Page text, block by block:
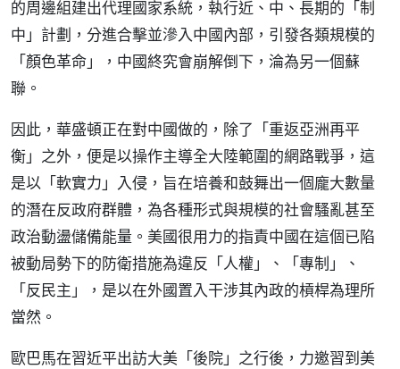
的周邊組建出代理國家系統，執行近、中、長期的「制
中」計劃，分進合擊並滲入中國內部，引發各類規模的
「顏色革命」，中國終究會崩解倒下，淪為另一個蘇
聯。
因此，華盛頓正在對中國做的，除了「重返亞洲再平
衡」之外，便是以操作主導全大陸範圍的網路戰爭，這
是以「軟實力」入侵，旨在培養和鼓舞出一個龐大數量
的潛在反政府群體，為各種形式與規模的社會騷亂甚至
政治動盪儲備能量。美國很用力的指責中國在這個已陷
被動局勢下的防衛措施為違反「人權」、「專制」、
「反民主」，是以在外國置入干涉其內政的槓桿為理所
當然。
歐巴馬在習近平出訪大美「後院」之行後，力邀習到美